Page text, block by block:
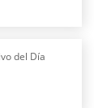
del Día